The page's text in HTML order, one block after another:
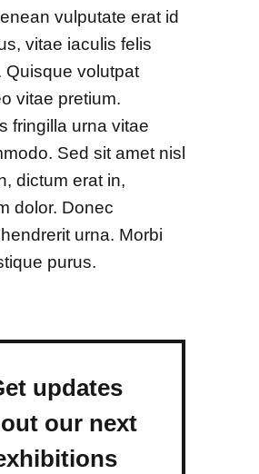
vulputate erat id
vitae iaculis felis
Quisque volutpat
vitae pretium.
fringilla urna vitae
Sed sit amet nisl
dictum erat in,
dolor. Donec
urna. Morbi
purus.
updates
our next